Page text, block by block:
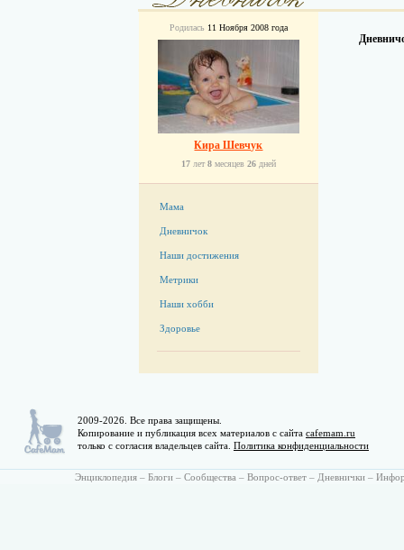
Родилась 11 Ноября 2008 года
Кира Шевчук
17 лет 8 месяцев 26 дней
Мама
Дневничок
Наши достижения
Метрики
Наши хобби
Здоровье
2009-2026. Все права защищены.
Копирование и публикация всех материалов с сайта cafemam.ru
только с согласия владельцев сайта. Политика конфиденциальности
Энциклопедия – Блоги – Сообщества – Вопрос-ответ – Дневнички –